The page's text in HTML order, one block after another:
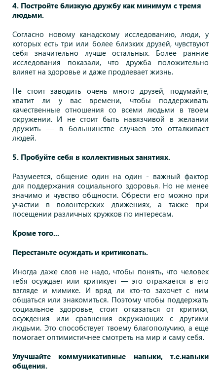
4. Постройте близкую дружбу как минимум с тремя
людьми.
Согласно новому канадскому исследованию, люди, у
которых есть три или более близких друзей, чувствуют
себя значительно лучше остальных. Более ранние
исследования показали, что дружба положительно
влияет на здоровье и даже продлевает жизнь.
Не стоит заводить очень много друзей, подумайте,
хватит ли у вас времени, чтобы поддерживать
качественные отношения со всеми людьми в твоем
окружении. И не стоит быть навязчивой в желании
дружить — в большинстве случаев это отталкивает
людей.
5. Пробуйте себя в коллективных занятиях.
Разумеется, общение один на один - важный фактор
для поддержания социального здоровья. Но не менее
значимо и чувство общности. Обрести его можно при
участии в волонтерских движениях, а также при
посещении различных кружков по интересам.
Кроме того...
Перестаньте осуждать и критиковать.
Иногда даже слов не надо, чтобы понять, что человек
тебя осуждает или критикует — это отражается в его
взгляде и мимике. И вряд ли кто-то захочет с ним
общаться или знакомиться. Поэтому чтобы поддержать
социальное здоровье, стоит отказаться от критики,
осуждения или сравнения окружающих с другими
людьми. Это способствует твоему благополучию, а еще
помогает оптимистичнее смотреть на мир и саму себя.
Улучшайте коммуникативные навыки, т.е.навыки
общения.